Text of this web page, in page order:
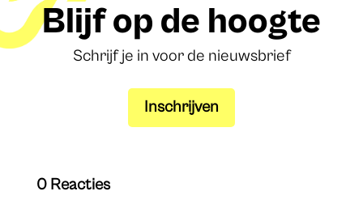
Blijf op de hoogte
Schrijf je in voor de nieuwsbrief
Inschrijven
0 Reacties